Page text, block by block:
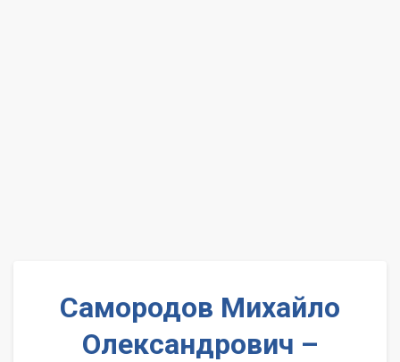
Самородов Михайло
Олександрович –